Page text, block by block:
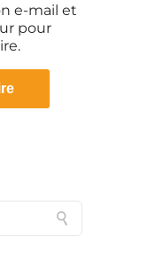
e-mail et
pour